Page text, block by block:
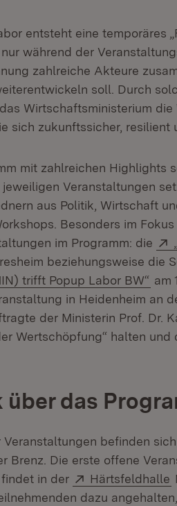
entsteht eine temporäres
während der
zahlreiche Akteure
soll. Durch
Wirtschaftsministerium
sich zukunftssicher,
mit zahlreichen Highlights
Veranstaltungen
aus Politik, Wirtschaft
Besonders im
im Programm: die
beziehungsweise die
trifft Popup Labor BW“ am
in Heidenheim an
der Ministerin Prof. Dr.
Wertschöpfung“ halten
das
befinden
Brenz. Die erste offene
in der
Extern:
Härtsfeldhalle
dazu